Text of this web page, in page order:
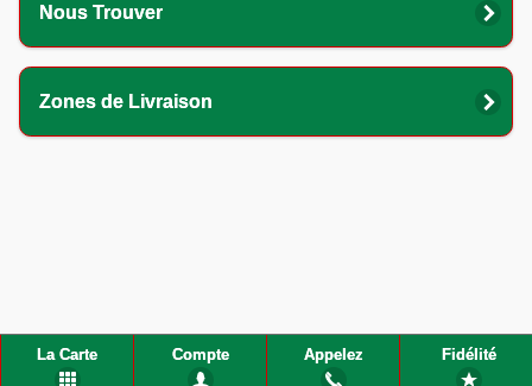
Nous Trouver
Zones de Livraison
La Carte Compte Appelez Fidélité